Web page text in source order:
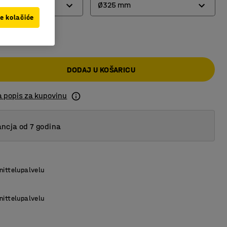
Ø325 mm
Ø465 mm
DODAJ U KOŠARICU
popis za kupovinu
od 7 godina
kolačiće